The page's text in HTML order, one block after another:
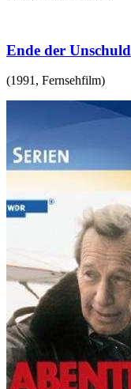
Ende der Unschuld
(1991 , Fernsehfilm)